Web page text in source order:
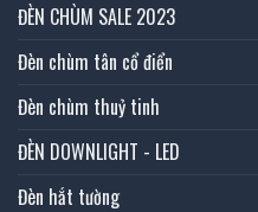
ĐÈN CHÙM SALE 2023
Đèn chùm tân cổ điển
Đèn chùm thuỷ tinh
ĐÈN DOWNLIGHT - LED
Đèn hắt tường